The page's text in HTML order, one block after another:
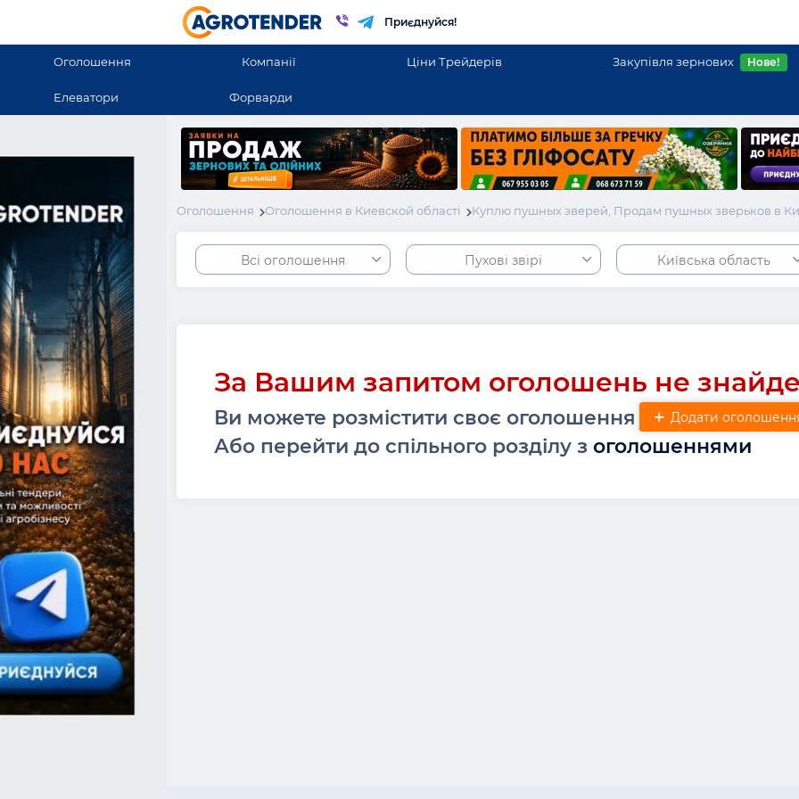
Приєднуйся!
Оголошення Компанії Ціни Трейдерів Закупівля зернових Нове!
Елеватори Форварди
Оголошення Оголошення в Киевской області Куплю пушных зверей, Продам пушных зверьков в
Всі оголошення Пухові звірі Київська область
За Вашим запитом оголошень не
Ви можете розмістити своє оголошення Додати
Або перейти до спільного розділу з оголошеннями